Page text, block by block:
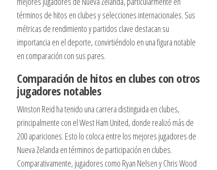
términos de hitos en clubes y selecciones internacionales. Sus
métricas de rendimiento y partidos clave destacan su
importancia en el deporte, convirtiéndolo en una figura notable
en comparación con sus pares.
Comparación de hitos en clubes con otros
jugadores notables
Winston Reid ha tenido una carrera distinguida en clubes,
principalmente con el West Ham United, donde realizó más de
200 apariciones. Esto lo coloca entre los mejores jugadores de
Nueva Zelanda en términos de participación en clubes.
Comparativamente, jugadores como Ryan Nelsen y Chris Wood